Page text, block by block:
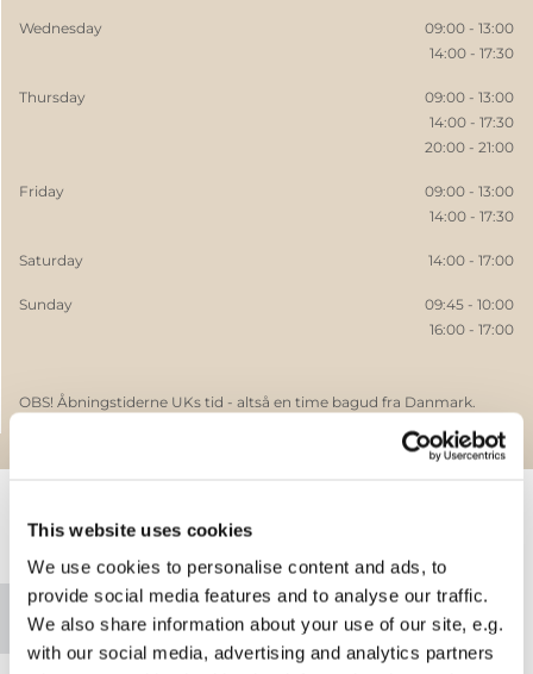
This website uses cookies
We use cookies to personalise content and ads, to
provide social media features and to analyse our traffic.
We also share information about your use of our site, e.g.
with our social media, advertising and analytics partners
Wednesday
09:00 - 13:00
14:00 - 17:30
Thursday
09:00 - 13:00
14:00 - 17:30
20:00 - 21:00
Friday
09:00 - 13:00
14:00 - 17:30
Saturday 14:00 - 17:00
Sunday
09:45 - 10:00
16:00 - 17:00
OBS! Åbningstiderne UKs tid - altså en time bagud fra Danmark.
Please accept marketing cookies to view
this map.
Accept cookies